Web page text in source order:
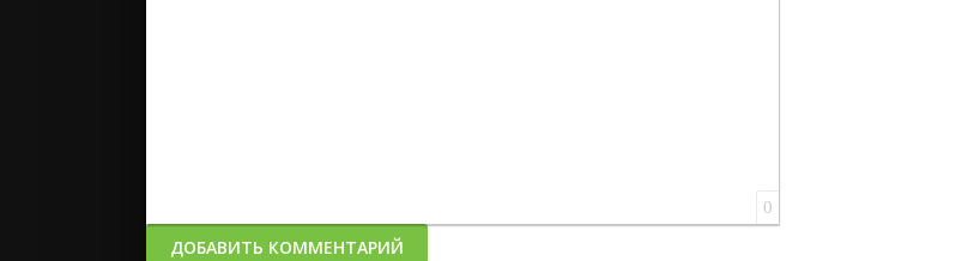
0
ДОБАВИТЬ КОММЕНТАРИЙ